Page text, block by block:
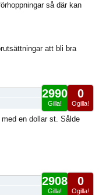
så där kan
att bli bra
0
Ogilla!
2990
Gilla!
en dollar st. Sålde
0
Ogilla!
2908
Gilla!